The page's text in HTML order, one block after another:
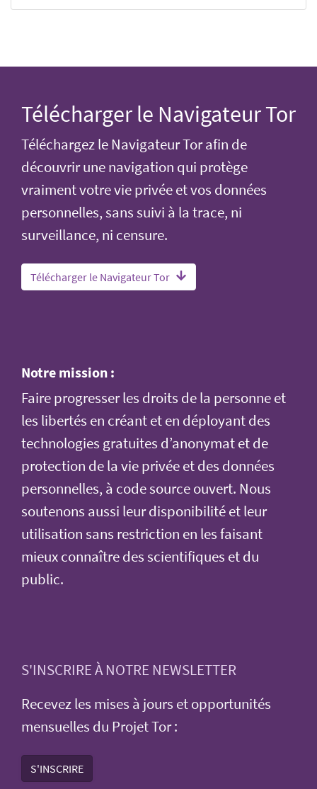
Télécharger le Navigateur Tor
Téléchargez le Navigateur Tor afin de
découvrir une navigation qui protège
vraiment votre vie privée et vos données
personnelles, sans suivi à la trace, ni
surveillance, ni censure.
Télécharger le Navigateur Tor
Notre mission :
Faire progresser les droits de la personne et
les libertés en créant et en déployant des
technologies gratuites d’anonymat et de
protection de la vie privée et des données
personnelles, à code source ouvert. Nous
soutenons aussi leur disponibilité et leur
utilisation sans restriction en les faisant
mieux connaître des scientifiques et du
public.
S'INSCRIRE À NOTRE NEWSLETTER
Recevez les mises à jours et opportunités
mensuelles du Projet Tor :
S'INSCRIRE